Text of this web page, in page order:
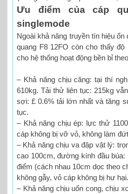
Ưu điểm của cáp
singlemode
Ngoài khả năng truyền tín hiệu
quang F8 12FO còn cho thấy
cho hệ thống hoạt động bền bỉ
– Khả năng chịu căng: tại thí
610kg. Tải thử liên tục: 215kg
sợi: £ 0.6% tải lớn nhất và tăng
tục.
– Khả năng chịu ép: lực thử
cáp không bị vỡ vỏ, không làm
– Khả năng chịu va đập vật lý:
cao 100cm, đường kính đầu
điểm (cách nhau 10cm dọc theo
không gẫy, vỏ cáp không bị hư hại.
– Khả năng chịu uốn cong, chịu